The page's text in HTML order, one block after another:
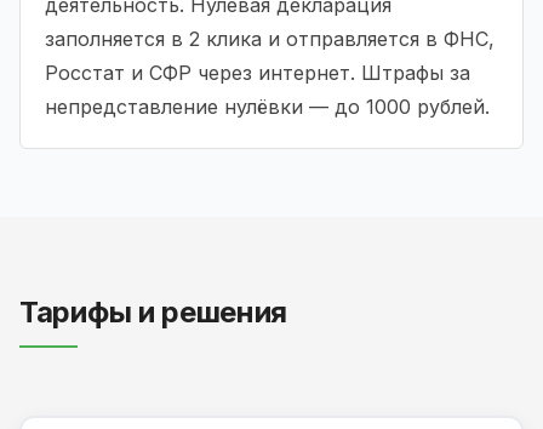
заполняется в 2 клика и отправляется в ФНС,
Росстат и СФР через интернет. Штрафы за
непредставление нулёвки — до 1000 рублей.
Тарифы и решения